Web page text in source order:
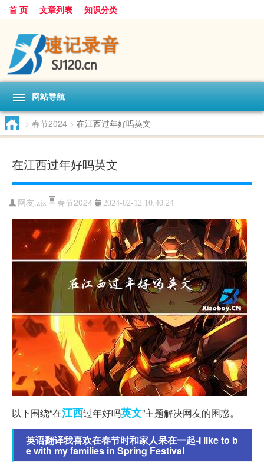
首 页 文章列表 知识分类
网站导航
> 春节2024 > 在江西过年好吗英文
在江西过年好吗英文
网友:zjx 春节2024 2024-02-12 10:40:24
以下围绕“在江西过年好吗英文”主题解决网友的困惑。
英语翻译我喜欢在春节时和家人呆在一起-I like to b
e with my families in Spring Festival